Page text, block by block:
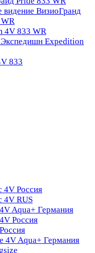
видение ВизиоГранд
4V 833 WR
Expedition
833
4V Россия
4V RUS
Aqua+ Германия
Россия
4V Aqua+ Германия